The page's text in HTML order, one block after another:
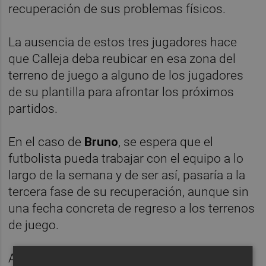
recuperación de sus problemas físicos.
La ausencia de estos tres jugadores hace
que Calleja deba reubicar en esa zona del
terreno de juego a alguno de los jugadores
de su plantilla para afrontar los próximos
partidos.
En el caso de Bruno, se espera que el
futbolista pueda trabajar con el equipo a lo
largo de la semana y de ser así, pasaría a la
tercera fase de su recuperación, aunque sin
una fecha concreta de regreso a los terrenos
de juego.
Asimismo,